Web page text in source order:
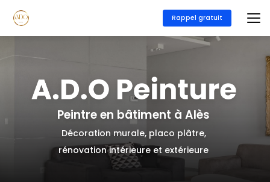
contenu
principal
Rappel gratuit
Peintre en bâtiment à Alès
Décoration murale, placo plâtre,
rénovation intérieure et extérieure